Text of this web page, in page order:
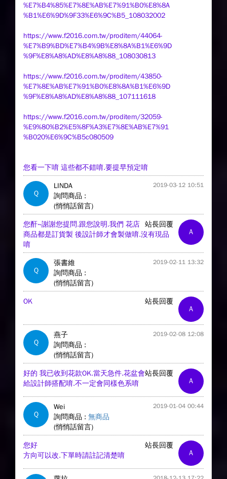
%E7%B4%85%E7%8E%AB%E7%91%B0%E8%8A
%B1%E6%9D%9F33%E6%9C%B5_108032002
https://www.f2016.com.tw/proditem/44064-
%E7%B9%BD%E7%B4%9B%E8%8A%B1%E6%9D
%9F%E8%A8%AD%E8%A8%88_108030813
https://www.f2016.com.tw/proditem/43850-
%E7%8E%AB%E7%91%B0%E8%8A%B1%E6%9D
%9F%E8%A8%AD%E8%A8%88_107111618
https://www.f2016.com.tw/proditem/32059-
%E9%80%B2%E5%8F%A3%E7%8E%AB%E7%91
%B020%E6%9C%B5c080509
您看一下唷 這些都不錯唷.要提早預定唷
Q
LINDA 2019-03-12 10:51
詢問商品 :
(悄悄話留言)
A
站長回覆
您酐~謝謝您提問.跟您說明.我們 花店
商品都是訂貨製 後設計師才會製做唷.沒有現品
唷
Q
張書維 2019-02-11 13:32
詢問商品 :
(悄悄話留言)
A
站長回覆
OK
Q
燕子 2019-02-08 12:08
詢問商品 :
(悄悄話留言)
A
站長回覆
好的 我已收到花款OK.當天急件.花盆會
給設計師搭配唷.不一定會同樣色系唷
Q
Wei 2019-01-04 00:44
詢問商品 : 無商品
(悄悄話留言)
A
站長回覆
您好
方向可以改.下單時請註記清楚唷